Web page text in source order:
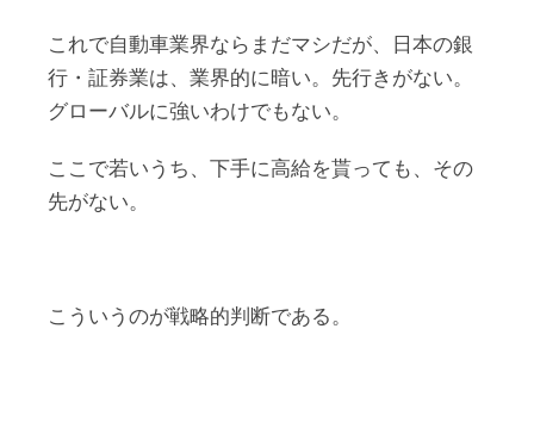
これで自動車業界ならまだマシだが、日本の銀
行・証券業は、業界的に暗い。先行きがない。
グローバルに強いわけでもない。
ここで若いうち、下手に高給を貰っても、その
先がない。
こういうのが戦略的判断である。